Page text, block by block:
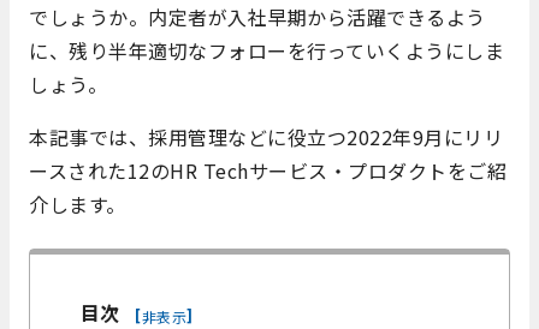
でしょうか。内定者が入社早期から活躍できるよう
に、残り半年適切なフォローを行っていくようにしま
しょう。
本記事では、採用管理などに役立つ2022年9月にリリ
ースされた12のHR Techサービス・プロダクトをご紹
介します。
目次 [非表示]